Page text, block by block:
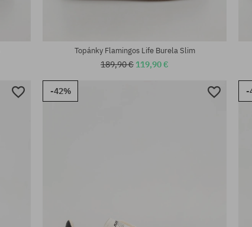
Topánky Flamingos Life Burela Slim
189,90 € 119,90 €
-42% -